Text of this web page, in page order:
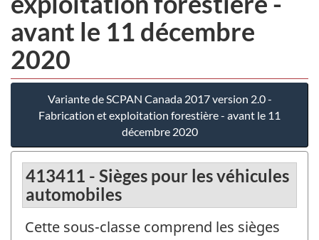
avant le 11 décembre
2020
Variante de SCPAN Canada 2017 version 2.0 -
Fabrication et exploitation forestière - avant le 11
décembre 2020
413411 - Sièges pour les véhicules
automobiles
Cette sous-classe comprend les sièges